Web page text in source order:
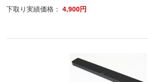
下取り実績価格：4,900円